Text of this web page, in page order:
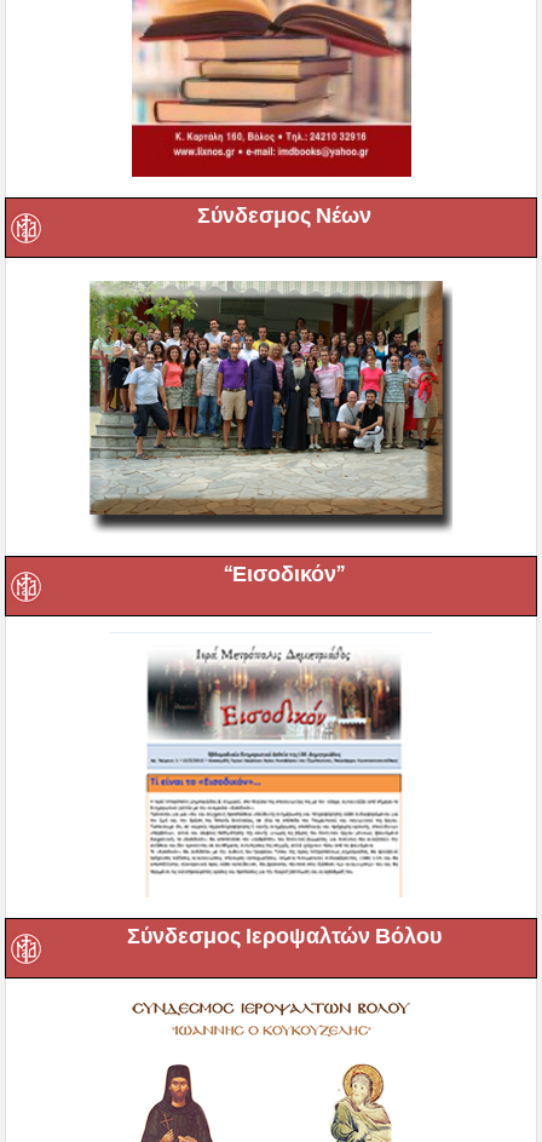
Σύνδεσμος Νέων
“Εισοδικόν”
Σύνδεσμος Ιεροψαλτών Βόλου